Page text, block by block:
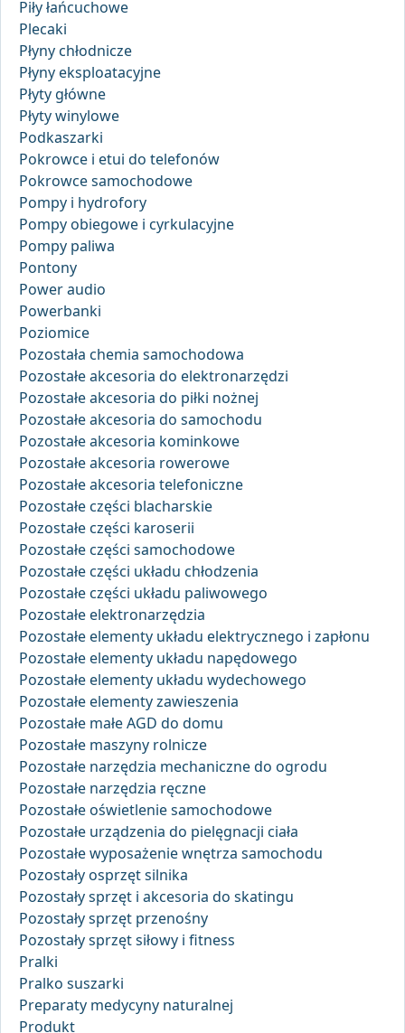
Piły łańcuchowe
Plecaki
Płyny chłodnicze
Płyny eksploatacyjne
Płyty główne
Płyty winylowe
Podkaszarki
Pokrowce i etui do telefonów
Pokrowce samochodowe
Pompy i hydrofory
Pompy obiegowe i cyrkulacyjne
Pompy paliwa
Pontony
Power audio
Powerbanki
Poziomice
Pozostała chemia samochodowa
Pozostałe akcesoria do elektronarzędzi
Pozostałe akcesoria do piłki nożnej
Pozostałe akcesoria do samochodu
Pozostałe akcesoria kominkowe
Pozostałe akcesoria rowerowe
Pozostałe akcesoria telefoniczne
Pozostałe części blacharskie
Pozostałe części karoserii
Pozostałe części samochodowe
Pozostałe części układu chłodzenia
Pozostałe części układu paliwowego
Pozostałe elektronarzędzia
Pozostałe elementy układu elektrycznego i zapłonu
Pozostałe elementy układu napędowego
Pozostałe elementy układu wydechowego
Pozostałe elementy zawieszenia
Pozostałe małe AGD do domu
Pozostałe maszyny rolnicze
Pozostałe narzędzia mechaniczne do ogrodu
Pozostałe narzędzia ręczne
Pozostałe oświetlenie samochodowe
Pozostałe urządzenia do pielęgnacji ciała
Pozostałe wyposażenie wnętrza samochodu
Pozostały osprzęt silnika
Pozostały sprzęt i akcesoria do skatingu
Pozostały sprzęt przenośny
Pozostały sprzęt siłowy i fitness
Pralki
Pralko suszarki
Preparaty medycyny naturalnej
Produkt